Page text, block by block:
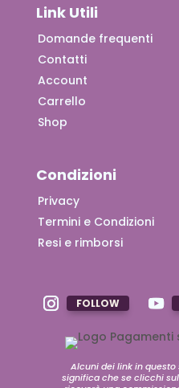
Link Utili
Domande frequenti
Contatti
Account
Carrello
Shop
Condizioni
Privacy
Termini e Condizioni
Resi e rimborsi
FOLLOW
Alcuni dei link in
significa che se clicchi